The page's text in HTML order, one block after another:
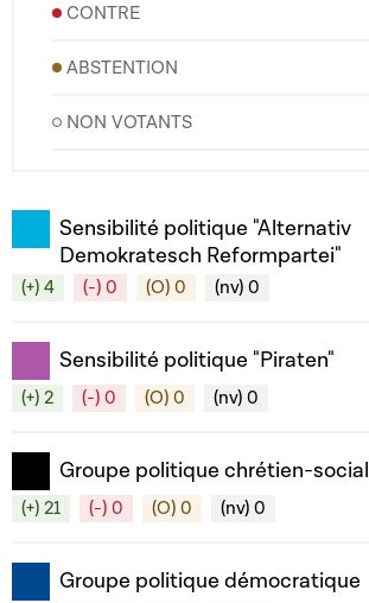
CONTRE
ABSTENTION
NON VOTANTS
Sensibilité politique "Alternativ
Demokratesch Reformpartei"
(+) 4 (-) 0 (O) 0 (nv) 0
Sensibilité politique "Piraten"
(+) 2 (-) 0 (O) 0 (nv) 0
Groupe politique chrétien-social
(+) 21 (-) 0 (O) 0 (nv) 0
Groupe politique démocratique